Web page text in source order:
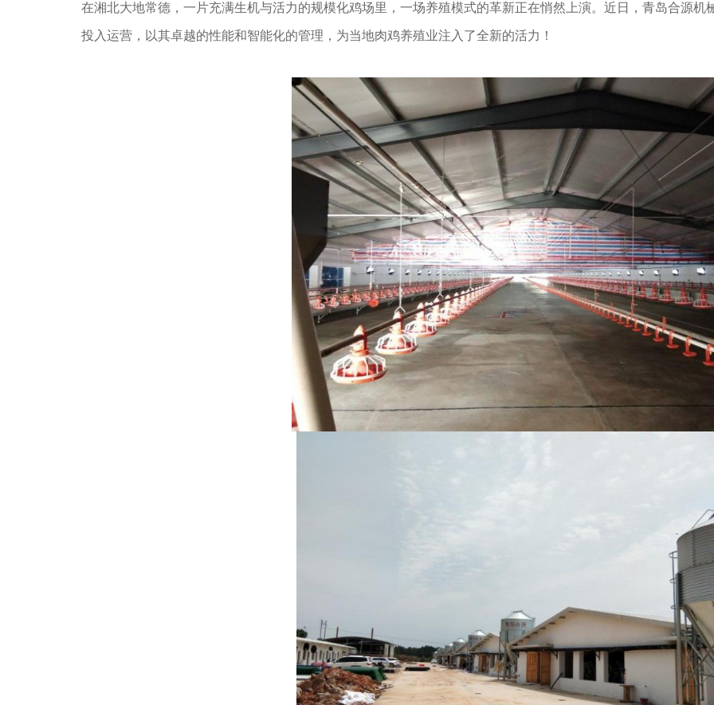
在湘北大地常德，一片充满生机与活力的规模化鸡场里，一场养殖模式的革新正在悄然上演。近日，青岛合源
投入运营，以其卓越的性能和智能化的管理，为当地肉鸡养殖业注入了全新的活力！